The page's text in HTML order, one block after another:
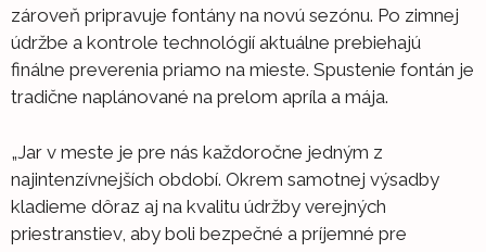
zároveň pripravuje fontány na novú sezónu. Po zimnej
údržbe a kontrole technológií aktuálne prebiehajú
finálne preverenia priamo na mieste. Spustenie fontán je
tradične naplánované na prelom apríla a mája.
„Jar v meste je pre nás každoročne jedným z
najintenzívnejších období. Okrem samotnej výsadby
kladieme dôraz aj na kvalitu údržby verejných
priestranstiev, aby boli bezpečné a príjemné pre